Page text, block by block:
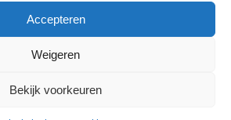
Accepteren
Weigeren
Bekijk voorkeuren
Terug naar boven
Desktop